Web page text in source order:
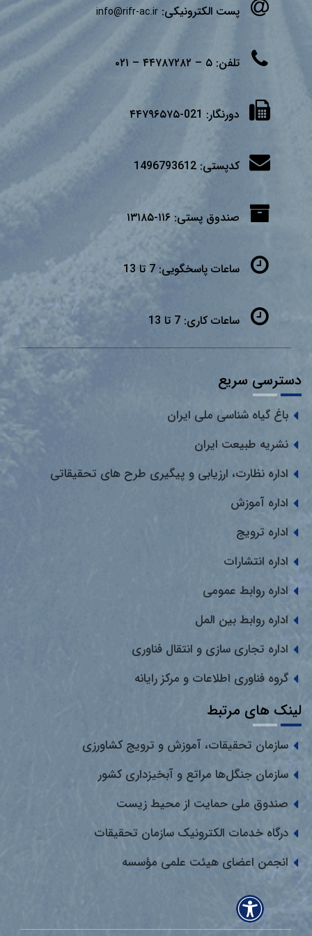
پست الکترونیکی: info@rifr-ac.ir
تلفن: ۵ – ۴۴۷۸۷۲۸۲ – ۰۲۱
دورنگار: 021-۴۴۷۹۶۵۷۵
کدپستی: 1496793612
صندوق پستی: ۱۱۶-۱۳۱۸۵
ساعات پاسخگویی: 7 تا 13
ساعات کاری: 7 تا 13
دسترسی سریع
باغ گیاه شناسی ملی ایران
نشریه طبیعت ایران
اداره نظارت، ارزیابی و پیگیری طرح های تحقیقاتی
اداره آموزش
اداره ترویج
اداره انتشارات
اداره روابط عمومی
اداره روابط بین المل
اداره تجاری سازی و انتقال فناوری
گروه فناوری اطلاعات و مرکز رایانه
لینک های مرتبط
سازمان تحقیقات، آموزش و ترویج کشاورزی
سازمان جنگل‌ها مراتع و آبخیزداری کشور
صندوق ملی حمایت از محیط زیست
درگاه خدمات الکترونیک سازمان تحقیقات
انجمن اعضای هیئت علمی مؤسسه